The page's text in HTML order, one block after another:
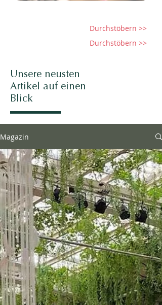
Durchstöbern >>
Durchstöbern >>
Unsere neusten
Artikel auf einen
Blick
Magazin